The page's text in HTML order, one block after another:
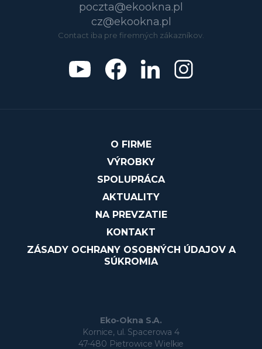
poczta@ekookna.pl
cz@ekookna.pl
Contact iba pre firemných zákazníkov.
O FIRME
VÝROBKY
SPOLUPRÁCA
AKTUALITY
NA PREVZATIE
KONTAKT
ZÁSADY OCHRANY OSOBNÝCH ÚDAJOV A
SÚKROMIA
Eko-Okna S.A.
Kornice, ul. Spacerowa 4
47-480 Pietrowice Wielkie